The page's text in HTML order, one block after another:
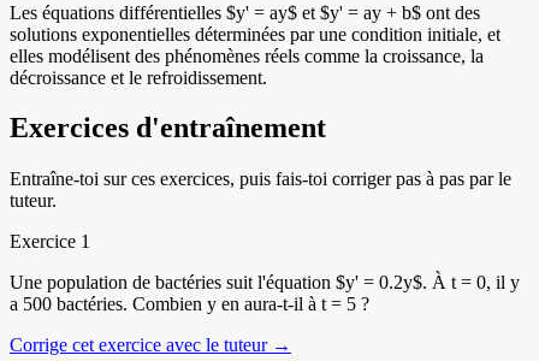
Les équations différentielles $y' = ay$ et $y' = ay + b$ ont des
solutions exponentielles déterminées par une condition initiale, et
elles modélisent des phénomènes réels comme la croissance, la
décroissance et le refroidissement.
Exercices d'entraînement
Entraîne-toi sur ces exercices, puis fais-toi corriger pas à pas par le
tuteur.
Exercice 1
Une population de bactéries suit l'équation $y' = 0.2y$. À t = 0, il y
a 500 bactéries. Combien y en aura-t-il à t = 5 ?
Corrige cet exercice avec le tuteur →